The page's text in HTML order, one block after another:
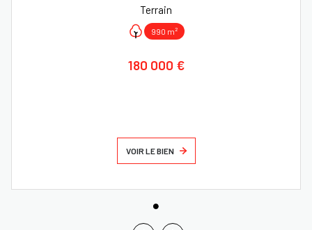
Terrain
990 m²
180 000 €
VOIR LE BIEN